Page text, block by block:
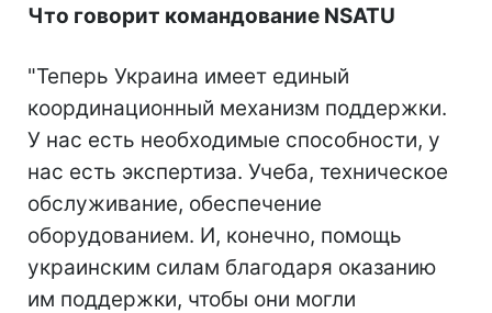
Что говорит командование NSATU
"Теперь Украина имеет единый
координационный механизм поддержки.
У нас есть необходимые способности, у
нас есть экспертиза. Учеба, техническое
обслуживание, обеспечение
оборудованием. И, конечно, помощь
украинским силам благодаря оказанию
им поддержки, чтобы они могли